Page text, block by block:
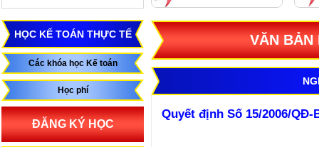
HỌC KẾ TOÁN THỰC TẾ
Các khóa học Kế toán
Học phí
ĐĂNG KÝ HỌC
VĂN BẢN
Quyết định Số 15/2006/